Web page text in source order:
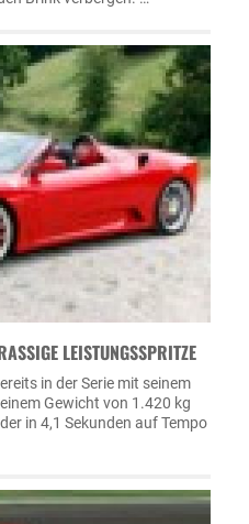
LEISTUNGSSPRITZE
in der Serie mit seinem
Gewicht von 1.420 kg
in 4,1 Sekunden auf Tempo